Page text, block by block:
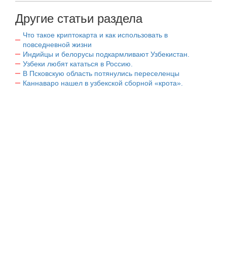
Другие статьи раздела
Что такое криптокарта и как использовать в
повседневной жизни
Индийцы и белорусы подкармливают Узбекистан.
Узбеки любят кататься в Россию.
В Псковскую область потянулись переселенцы
Каннаваро нашел в узбекской сборной «крота».